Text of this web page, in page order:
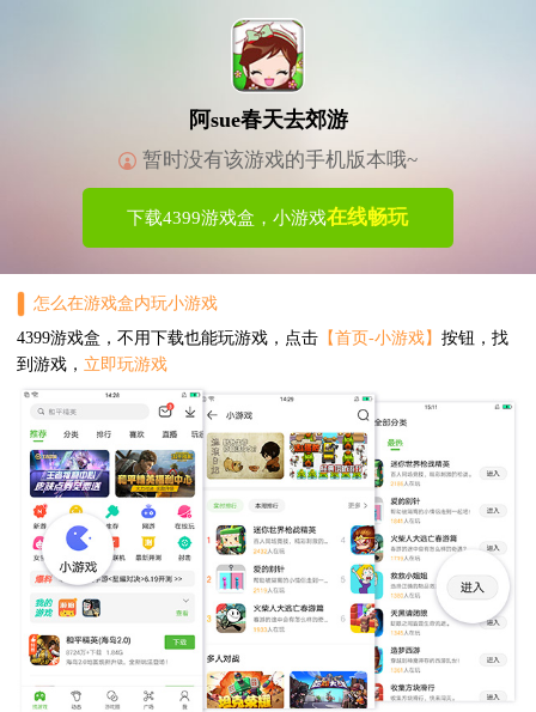
阿sue春天去郊游
暂时没有该游戏的手机版本哦~
下载4399游戏盒，小游戏在线畅玩
怎么在游戏盒内玩小游戏
4399游戏盒，不用下载也能玩游戏，点击【首页-小游戏】 按钮，找
到游戏， 立即玩游戏